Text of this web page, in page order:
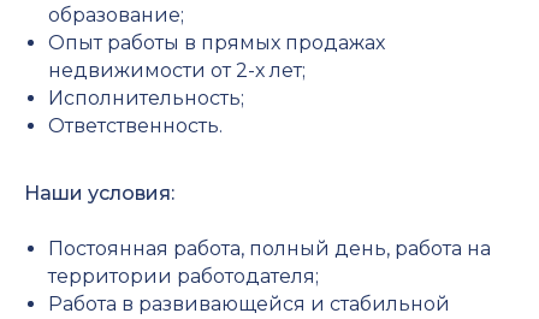
образование;
Опыт работы в прямых продажах
недвижимости от 2-х лет;
Исполнительность;
Ответственность.
Наши условия:
Постоянная работа, полный день, работа на
территории работодателя;
Работа в развивающейся и стабильной